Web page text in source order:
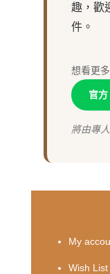
趣，歡
件。
想看更
官
將由專
My
Wish List